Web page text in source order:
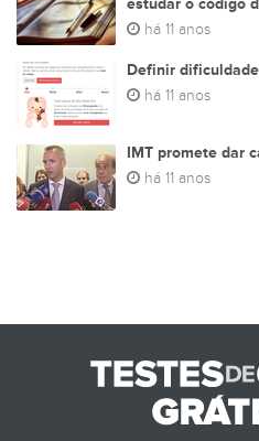
estudar o código
há 11 anos
Definir
há 11 anos
IMT promete dar
há 11 anos